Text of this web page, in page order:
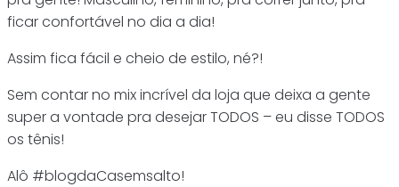
ficar confortável no dia a dia!
Assim fica fácil e cheio de estilo, né?!
Sem contar no mix incrível da loja que deixa a gente
super a vontade pra desejar TODOS – eu disse TODOS
os tênis!
Alô #blogdaCasemsalto!